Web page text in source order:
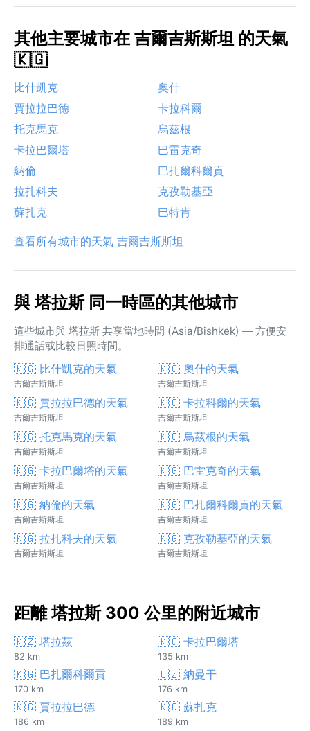
其他主要城市在 吉爾吉斯斯坦 的天氣
🇰🇬
比什凱克
奧什
賈拉拉巴德
卡拉科爾
托克馬克
烏茲根
卡拉巴爾塔
巴雷克奇
納倫
巴扎爾科爾貢
拉扎科夫
克孜勒基亞
蘇扎克
巴特肯
查看所有城市的天氣 吉爾吉斯斯坦
與 塔拉斯 同一時區的其他城市
這些城市與 塔拉斯 共享當地時間 (Asia/Bishkek) — 方便安
排通話或比較日照時間。
🇰🇬 比什凱克的天氣
吉爾吉斯斯坦
🇰🇬 奧什的天氣
吉爾吉斯斯坦
🇰🇬 賈拉拉巴德的天氣
吉爾吉斯斯坦
🇰🇬 卡拉科爾的天氣
吉爾吉斯斯坦
🇰🇬 托克馬克的天氣
吉爾吉斯斯坦
🇰🇬 烏茲根的天氣
吉爾吉斯斯坦
🇰🇬 卡拉巴爾塔的天氣
吉爾吉斯斯坦
🇰🇬 巴雷克奇的天氣
吉爾吉斯斯坦
🇰🇬 納倫的天氣
吉爾吉斯斯坦
🇰🇬 巴扎爾科爾貢的天氣
吉爾吉斯斯坦
🇰🇬 拉扎科夫的天氣
吉爾吉斯斯坦
🇰🇬 克孜勒基亞的天氣
吉爾吉斯斯坦
距離 塔拉斯 300 公里的附近城市
🇰🇿 塔拉茲
82 km
🇰🇬 卡拉巴爾塔
135 km
🇰🇬 巴扎爾科爾貢
170 km
🇺🇿 納曼干
176 km
🇰🇬 賈拉拉巴德
186 km
🇰🇬 蘇扎克
189 km